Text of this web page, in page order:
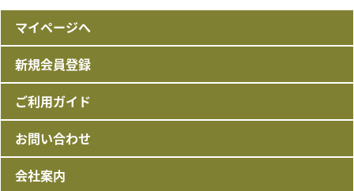
マイページへ
新規会員登録
ご利用ガイド
お問い合わせ
会社案内